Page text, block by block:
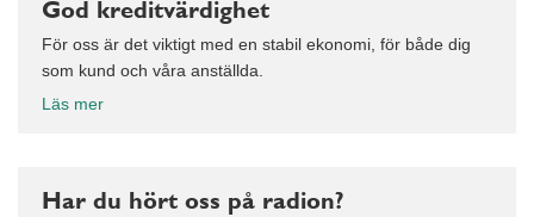
God kreditvärdighet
För oss är det viktigt med en stabil ekonomi, för både dig
som kund och våra anställda.
Läs mer
Har du hört oss på radion?